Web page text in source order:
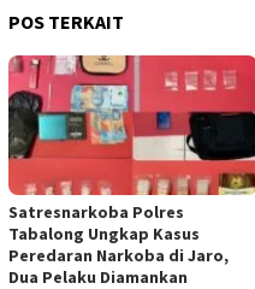
POS TERKAIT
Satresnarkoba Polres
Tabalong Ungkap Kasus
Peredaran Narkoba di Jaro,
Dua Pelaku Diamankan